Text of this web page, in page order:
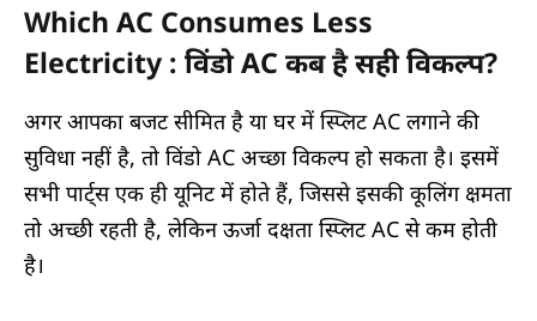
Which AC Consumes Less
Electricity : विंडो AC कब है सही विकल्प?
अगर आपका बजट सीमित है या घर में स्प्लिट AC लगाने की
सुविधा नहीं है, तो विंडो AC अच्छा विकल्प हो सकता है। इसमें
सभी पार्ट्स एक ही यूनिट में होते हैं, जिससे इसकी कूलिंग क्षमता
तो अच्छी रहती है, लेकिन ऊर्जा दक्षता स्प्लिट AC से कम होती
है।